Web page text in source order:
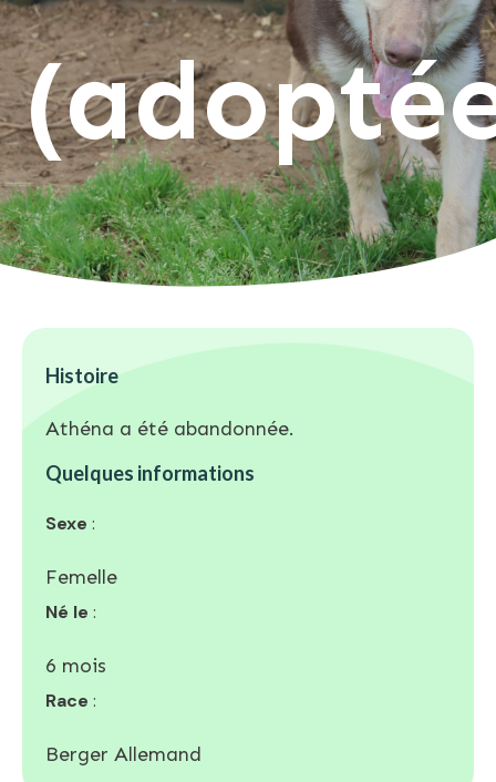
Histoire
Athéna a été abandonnée.
Quelques informations
Sexe :
Femelle
Né le :
6 mois
Race :
Berger Allemand